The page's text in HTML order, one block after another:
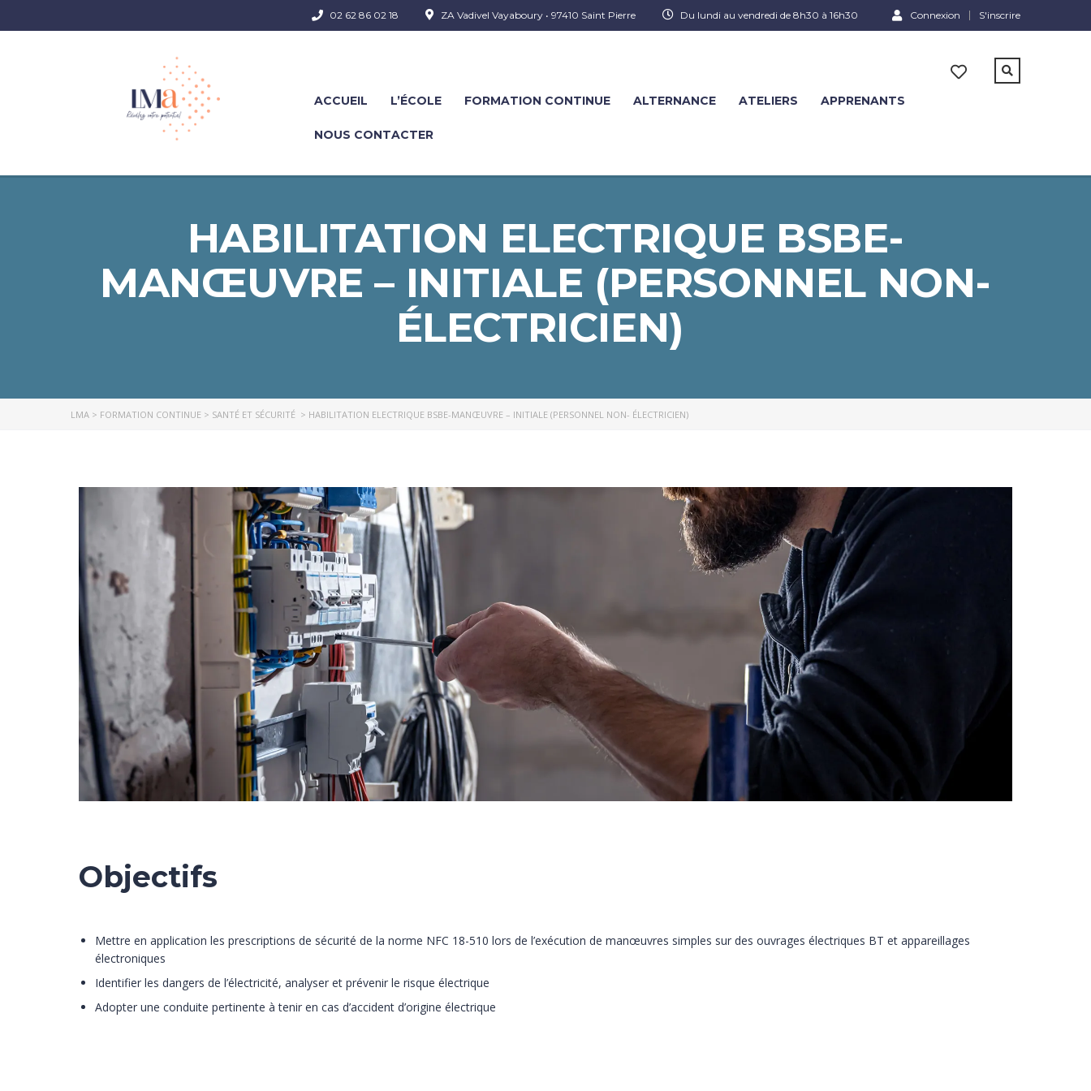
Connexion S'inscrire
Du lundi au vendredi de 8h30 à 16h30
ZA Vadivel Vayaboury • 97410 Saint Pierre
02 62 86 02 18
ACCUEIL L’ÉCOLE FORMATION CONTINUE ALTERNANCE ATELIERS APPRENANTS
NOUS CONTACTER
HABILITATION ELECTRIQUE BSBE-
MANŒUVRE – INITIALE (PERSONNEL NON-
ÉLECTRICIEN) ​
LMA > FORMATION CONTINUE > SANTÉ ET SÉCURITÉ ​ > HABILITATION ELECTRIQUE BSBE-MANŒUVRE – INITIALE (PERSONNEL NON- ÉLECTRICIEN) ​
Objectifs
Mettre en application les prescriptions de sécurité de la norme NFC 18-510 lors de l’exécution de manœuvres simples sur des ouvrages électriques BT et appareillages
électroniques
Identifier les dangers de l’électricité, analyser et prévenir le risque électrique
Adopter une conduite pertinente à tenir en cas d’accident d’origine électrique